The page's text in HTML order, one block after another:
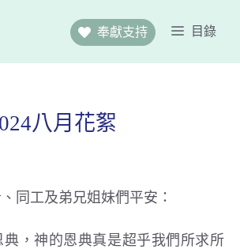
目錄
奉獻支持
八月花絮
同工及弟兄姐妹們平安：
典，神的恩典真是超乎我們所求所